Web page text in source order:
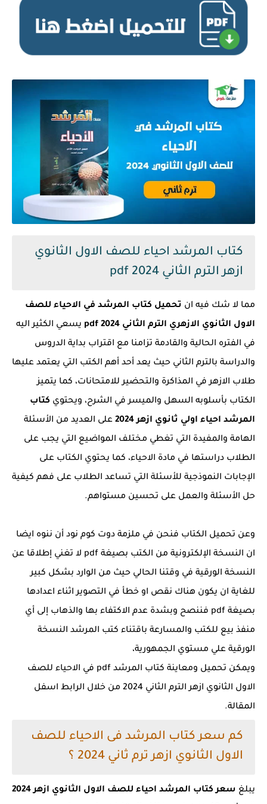
كتاب المرشد احياء للصف الاول الثانوي
ازهر الترم الثاني 2024 pdf
مما لا شك فيه ان تحميل كتاب المرشد في الاحياء للصف
الاول الثانوي الازهري الترم الثاني 2024 pdf
يسعي الكثير اليه
في الفتره الحالية والقادمة تزامنا مع اقتراب بداية الدروس
والدراسة بالترم الثاني حيث يعد أحد أهم الكتب التي يعتمد عليها
طلاب الازهر في المذاكرة والتحضير للامتحانات، كما يتميز
الكتاب بأسلوبه السهل والميسر في الشرح، ويحتوي كتاب
المرشد احياء اولي ثانوي ازهر 2024
على العديد من الأسئلة
الهامة والمفيدة التي تغطي مختلف المواضيع التي يجب على
الطلاب دراستها في مادة الاحياء، كما يحتوي الكتاب على
الإجابات النموذجية للأسئلة التي تساعد الطلاب على فهم كيفية
حل الأسئلة والعمل على تحسين مستواهم.
وعن تحميل الكتاب فنحن في ملزمة دوت كوم نود أن ننوه ايضا
ان النسخة الإلكترونية من الكتب بصيغة pdf لا تغني إطلاقا عن
النسخة الورقية في وقتنا الحالي حيث من الوارد بشكل كبير
للغاية ان يكون هناك نقص او خطأ في التصوير اثناء اعدادها
بصيغة pdf فننصح وبشدة عدم الاكتفاء بها والذهاب إلى أي
منفذ بيع للكتب والمسارعة باقتناء كتب المرشد النسخة
الورقية علي مستوي الجمهورية،
ويمكن تحميل ومعاينة كتاب المرشد pdf في الاحياء للصف
الاول الثانوي ازهر الترم الثاني 2024 من خلال الرابط اسفل
المقالة.
كم سعر كتاب المرشد فى الاحياء للصف
الاول الثانوي ازهر ترم ثاني 2024 ؟
يبلغ
سعر كتاب المرشد احياء للصف الاول الثانوي ازهر 2024